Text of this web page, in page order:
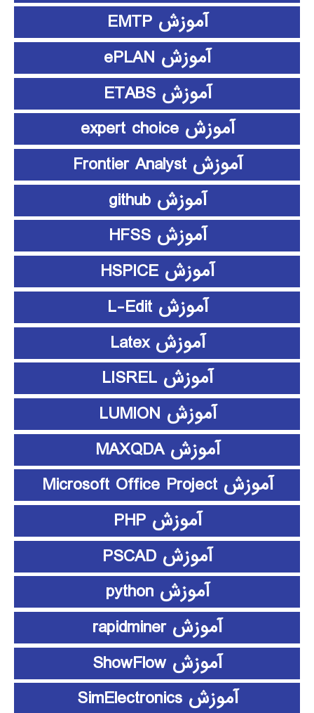
آموزش EMTP
آموزش ePLAN
آموزش ETABS
آموزش expert choice
آموزش Frontier Analyst
آموزش github
آموزش HFSS
آموزش HSPICE
آموزش L-Edit
آموزش Latex
آموزش LISREL
آموزش LUMION
آموزش MAXQDA
آموزش Microsoft Office Project
آموزش PHP
آموزش PSCAD
آموزش python
آموزش rapidminer
آموزش ShowFlow
آموزش SimElectronics